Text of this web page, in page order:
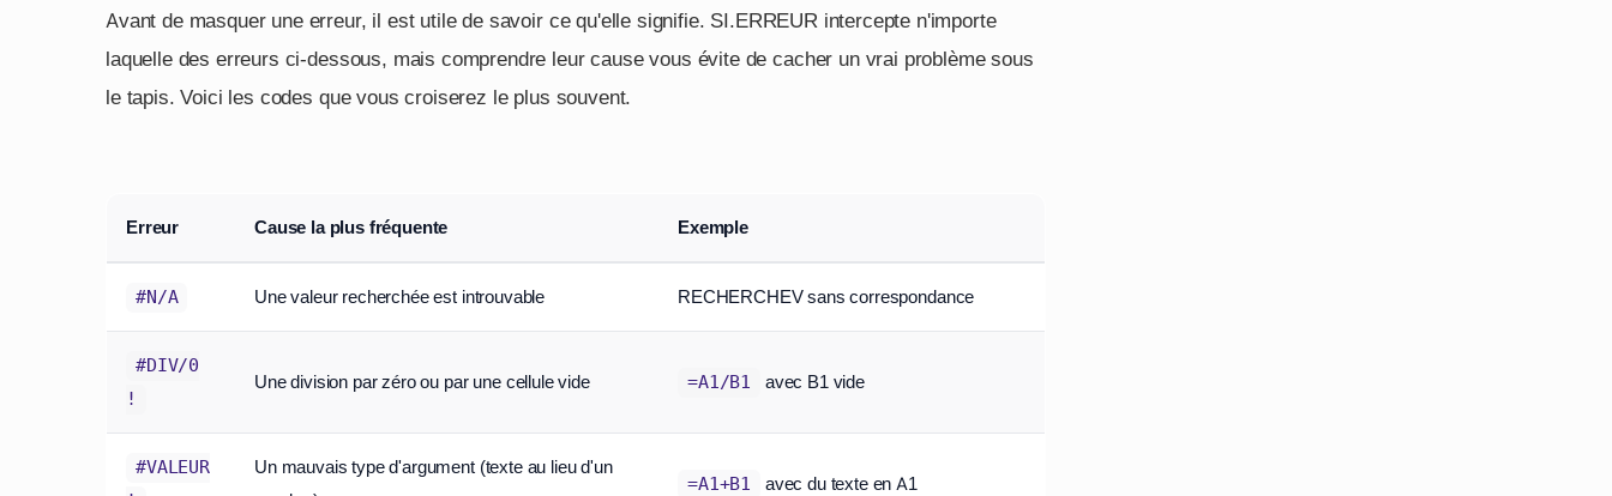
Avant de masquer une erreur, il est utile de savoir ce qu'elle signifie. SI.ERREUR intercepte n'importe
laquelle des erreurs ci-dessous, mais comprendre leur cause vous évite de cacher un vrai problème sous
le tapis. Voici les codes que vous croiserez le plus souvent.
Erreur Cause la plus fréquente Exemple
#N/A Une valeur recherchée est introuvable RECHERCHEV sans correspondance
#DIV/0
!
Une division par zéro ou par une cellule vide =A1/B1 avec B1 vide
#VALEUR
Un mauvais type d'argument (texte au lieu d'un
=A1+B1 avec du texte en A1